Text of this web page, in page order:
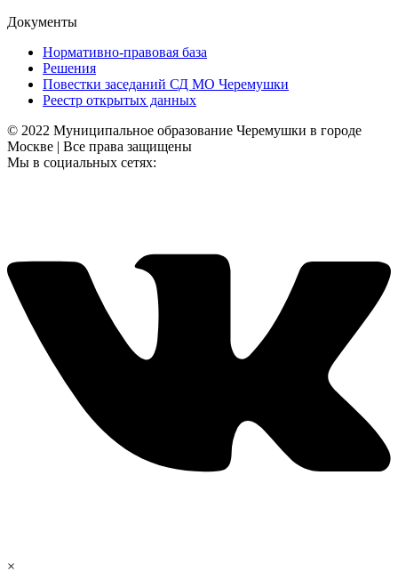
Документы
Нормативно-правовая база
Решения
Повестки заседаний СД МО Черемушки
Реестр открытых данных
© 2022 Муниципальное образование Черемушки в городе
Москве | Все права защищены
Мы в социальных сетях:
×